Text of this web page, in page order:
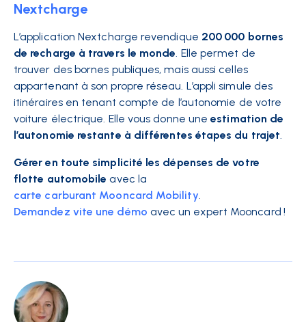
Nextcharge
L’application Nextcharge revendique 200 000 bornes
de recharge à travers le monde. Elle permet de
trouver des bornes publiques, mais aussi celles
appartenant à son propre réseau. L’appli simule des
itinéraires en tenant compte de l’autonomie de votre
voiture électrique. Elle vous donne une estimation de
l’autonomie restante à différentes étapes du trajet.
Gérer en toute simplicité les dépenses de votre
flotte automobile avec la
carte carburant Mooncard Mobility.
Demandez vite une démo avec un expert Mooncard !